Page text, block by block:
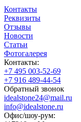
Контакты
Реквизиты
Отзывы
Новости
Статьи
Фотогалерея
Контакты:
+7 495 003-52-69
+7 916 489-44-54
Обратный звонок
idealstone24@mail.ru
info@idealstone.ru
Офис/шоу-рум: